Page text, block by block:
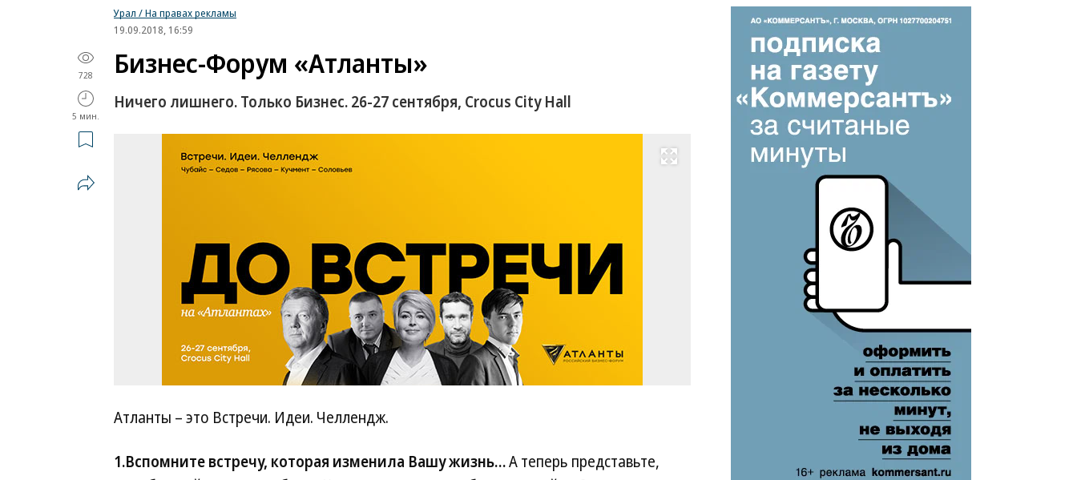
Урал / На правах рекламы
19.09.2018, 16:59
728
5 мин.
Бизнес-Форум «Атланты»
Ничего лишнего. Только Бизнес. 26-27 сентября, Crocus City Hall
Развернуть на весь экран
Атланты – это Встречи. Идеи. Челлендж.
1.Вспомните встречу, которая изменила Вашу жизнь…А теперь представьте,